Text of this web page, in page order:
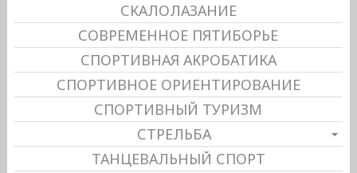
СКАЛОЛАЗАНИЕ
СОВРЕМЕННОЕ ПЯТИБОРЬЕ
СПОРТИВНАЯ АКРОБАТИКА
СПОРТИВНОЕ ОРИЕНТИРОВАНИЕ
СПОРТИВНЫЙ ТУРИЗМ
СТРЕЛЬБА
ТАНЦЕВАЛЬНЫЙ СПОРТ